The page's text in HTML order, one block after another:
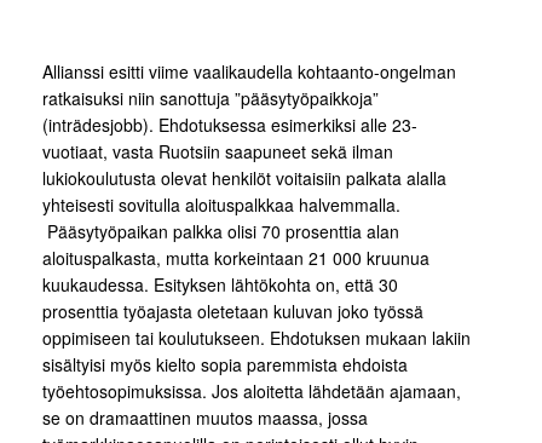
Allianssi esitti viime vaalikaudella kohtaanto-ongelman
ratkaisuksi niin sanottuja ”pääsytyöpaikkoja”
(inträdesjobb). Ehdotuksessa esimerkiksi alle 23-
vuotiaat, vasta Ruotsiin saapuneet sekä ilman
lukiokoulutusta olevat henkilöt voitaisiin palkata alalla
yhteisesti sovitulla aloituspalkkaa halvemmalla.
Pääsytyöpaikan palkka olisi 70 prosenttia alan
aloituspalkasta, mutta korkeintaan 21 000 kruunua
kuukaudessa. Esityksen lähtökohta on, että 30
prosenttia työajasta oletetaan kuluvan joko työssä
oppimiseen tai koulutukseen. Ehdotuksen mukaan lakiin
sisältyisi myös kielto sopia paremmista ehdoista
työehtosopimuksissa. Jos aloitetta lähdetään ajamaan,
se on dramaattinen muutos maassa, jossa